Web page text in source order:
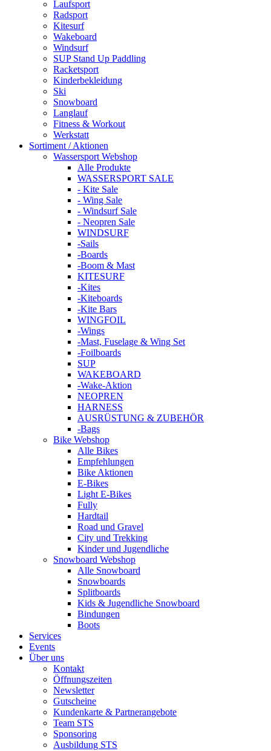
Laufsport
Radsport
Kitesurf
Wakeboard
Windsurf
SUP Stand Up Paddling
Racketsport
Kinderbekleidung
Ski
Snowboard
Langlauf
Fitness & Workout
Werkstatt
Sortiment / Aktionen
Wassersport Webshop
Alle Produkte
WASSERSPORT SALE
- Kite Sale
- Wing Sale
- Windsurf Sale
- Neopren Sale
WINDSURF
-Sails
-Boards
-Boom & Mast
KITESURF
-Kites
-Kiteboards
-Kite Bars
WINGFOIL
-Wings
-Mast, Fuselage & Wing Set
-Foilboards
SUP
WAKEBOARD
-Wake-Aktion
NEOPREN
HARNESS
AUSRÜSTUNG & ZUBEHÖR
-Bags
Bike Webshop
Alle Bikes
Empfehlungen
Bike Aktionen
E-Bikes
Light E-Bikes
Fully
Hardtail
Road und Gravel
City und Trekking
Kinder und Jugendliche
Snowboard Webshop
Alle Snowboard
Snowboards
Splitboards
Kids & Jugendliche Snowboard
Bindungen
Boots
Services
Events
Über uns
Kontakt
Öffnungszeiten
Newsletter
Gutscheine
Kundenkarte & Partnerangebote
Team STS
Sponsoring
Ausbildung STS